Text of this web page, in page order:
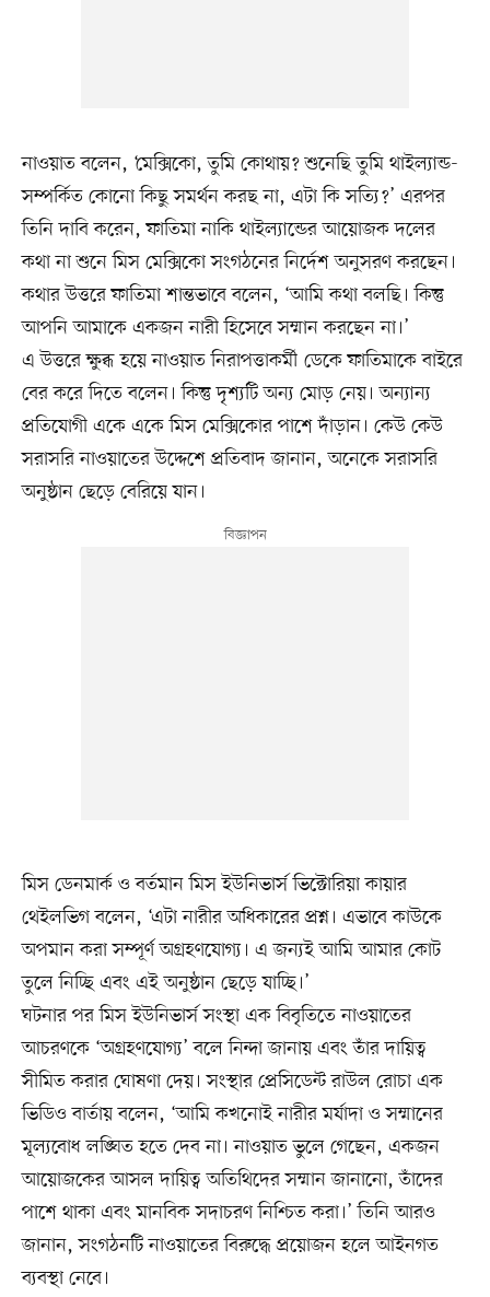
নাওয়াত বলেন, ‘মেক্সিকো, তুমি কোথায়? শুনেছি তুমি থাইল্যান্ড-
সম্পর্কিত কোনো কিছু সমর্থন করছ না, এটা কি সত্যি?’ এরপর
তিনি দাবি করেন, ফাতিমা নাকি থাইল্যান্ডের আয়োজক দলের
কথা না শুনে মিস মেক্সিকো সংগঠনের নির্দেশ অনুসরণ করছেন।
কথার উত্তরে ফাতিমা শান্তভাবে বলেন, ‘আমি কথা বলছি। কিন্তু
আপনি আমাকে একজন নারী হিসেবে সম্মান করছেন না।’
এ উত্তরে ক্ষুব্ধ হয়ে নাওয়াত নিরাপত্তাকর্মী ডেকে ফাতিমাকে বাইরে
বের করে দিতে বলেন। কিন্তু দৃশ্যটি অন্য মোড় নেয়। অন্যান্য
প্রতিযোগী একে একে মিস মেক্সিকোর পাশে দাঁড়ান। কেউ কেউ
সরাসরি নাওয়াতের উদ্দেশে প্রতিবাদ জানান, অনেকে সরাসরি
অনুষ্ঠান ছেড়ে বেরিয়ে যান।
মিস ডেনমার্ক ও বর্তমান মিস ইউনিভার্স ভিক্টোরিয়া কায়ার
থেইলভিগ বলেন, ‘এটা নারীর অধিকারের প্রশ্ন। এভাবে কাউকে
অপমান করা সম্পূর্ণ অগ্রহণযোগ্য। এ জন্যই আমি আমার কোট
তুলে নিচ্ছি এবং এই অনুষ্ঠান ছেড়ে যাচ্ছি।’
ঘটনার পর মিস ইউনিভার্স সংস্থা এক বিবৃতিতে নাওয়াতের
আচরণকে ‘অগ্রহণযোগ্য’ বলে নিন্দা জানায় এবং তাঁর দায়িত্ব
সীমিত করার ঘোষণা দেয়। সংস্থার প্রেসিডেন্ট রাউল রোচা এক
ভিডিও বার্তায় বলেন, ‘আমি কখনোই নারীর মর্যাদা ও সম্মানের
মূল্যবোধ লঙ্ঘিত হতে দেব না। নাওয়াত ভুলে গেছেন, একজন
আয়োজকের আসল দায়িত্ব অতিথিদের সম্মান জানানো, তাঁদের
পাশে থাকা এবং মানবিক সদাচরণ নিশ্চিত করা।’ তিনি আরও
জানান, সংগঠনটি নাওয়াতের বিরুদ্ধে প্রয়োজন হলে আইনগত
ব্যবস্থা নেবে।